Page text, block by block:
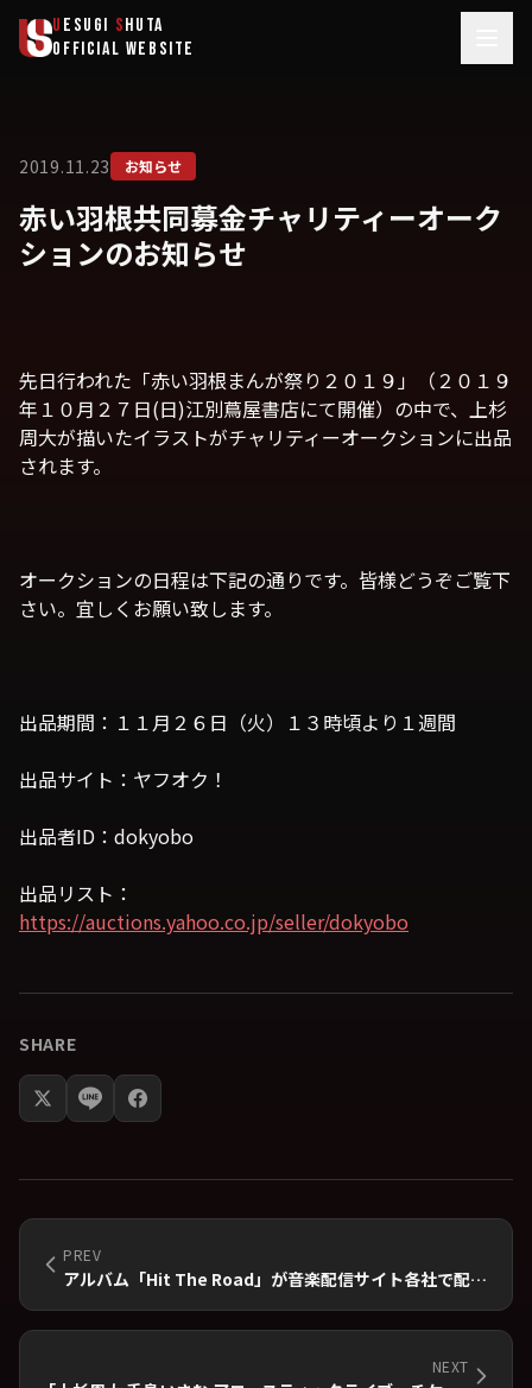
メインコンテンツへスキップ
U ESUGI SHUTA
OFFICIAL WEBSITE
2019.11.23 お知らせ
赤い羽根共同募金チャリティーオーク
ションのお知らせ
先日行われた「赤い羽根まんが祭り２０１９」（２０１９
年１０月２７日(日)江別蔦屋書店にて開催）の中で、上杉
周大が描いたイラストがチャリティーオークションに出品
されます。
オークションの日程は下記の通りです。皆様どうぞご覧下
さい。宜しくお願い致します。
出品期間：１１月２６日（火）１３時頃より１週間
出品サイト：ヤフオク！
出品者ID：dokyobo
出品リスト：
https://auctions.yahoo.co.jp/seller/dokyobo
SHARE
PREV
アルバム「Hit The Road」が音楽配信サイト各社で配信スタート
NEXT